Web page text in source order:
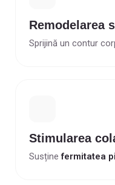
Remodelarea
Sprijină un contur
Stimularea
Susținefermitatea